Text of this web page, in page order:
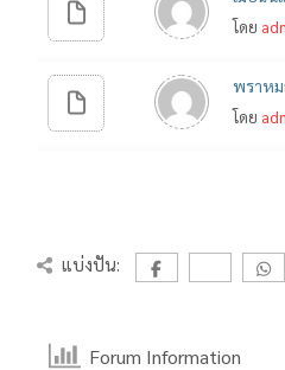
โดย
พราหม
โดย
แบ่งปัน:
Forum Information